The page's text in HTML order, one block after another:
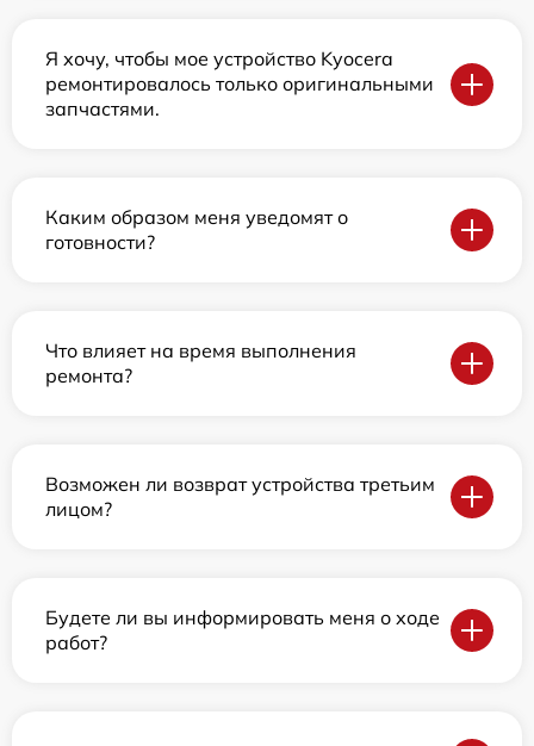
Я хочу, чтобы мое устройство Kyocera
ремонтировалось только оригинальными
запчастями.
Каким образом меня уведомят о
готовности?
Что влияет на время выполнения
ремонта?
Возможен ли возврат устройства третьим
лицом?
Будете ли вы информировать меня о ходе
работ?